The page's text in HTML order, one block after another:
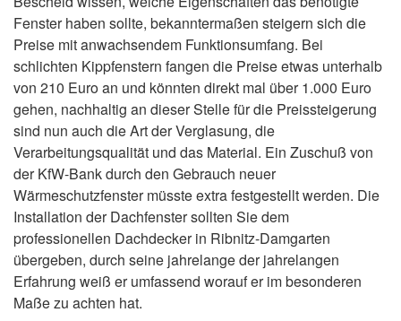
Fenster haben sollte, bekanntermaßen steigern sich die
Preise mit anwachsendem Funktionsumfang. Bei
schlichten Kippfenstern fangen die Preise etwas unterhalb
von 210 Euro an und könnten direkt mal über 1.000 Euro
gehen, nachhaltig an dieser Stelle für die Preissteigerung
sind nun auch die Art der Verglasung, die
Verarbeitungsqualität und das Material. Ein Zuschuß von
der KfW-Bank durch den Gebrauch neuer
Wärmeschutzfenster müsste extra festgestellt werden. Die
Installation der Dachfenster sollten Sie dem
professionellen Dachdecker in Ribnitz-Damgarten
übergeben, durch seine jahrelange der jahrelangen
Erfahrung weiß er umfassend worauf er im besonderen
Maße zu achten hat.